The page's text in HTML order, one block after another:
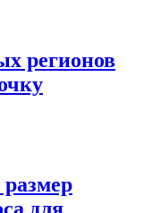
регионов
для